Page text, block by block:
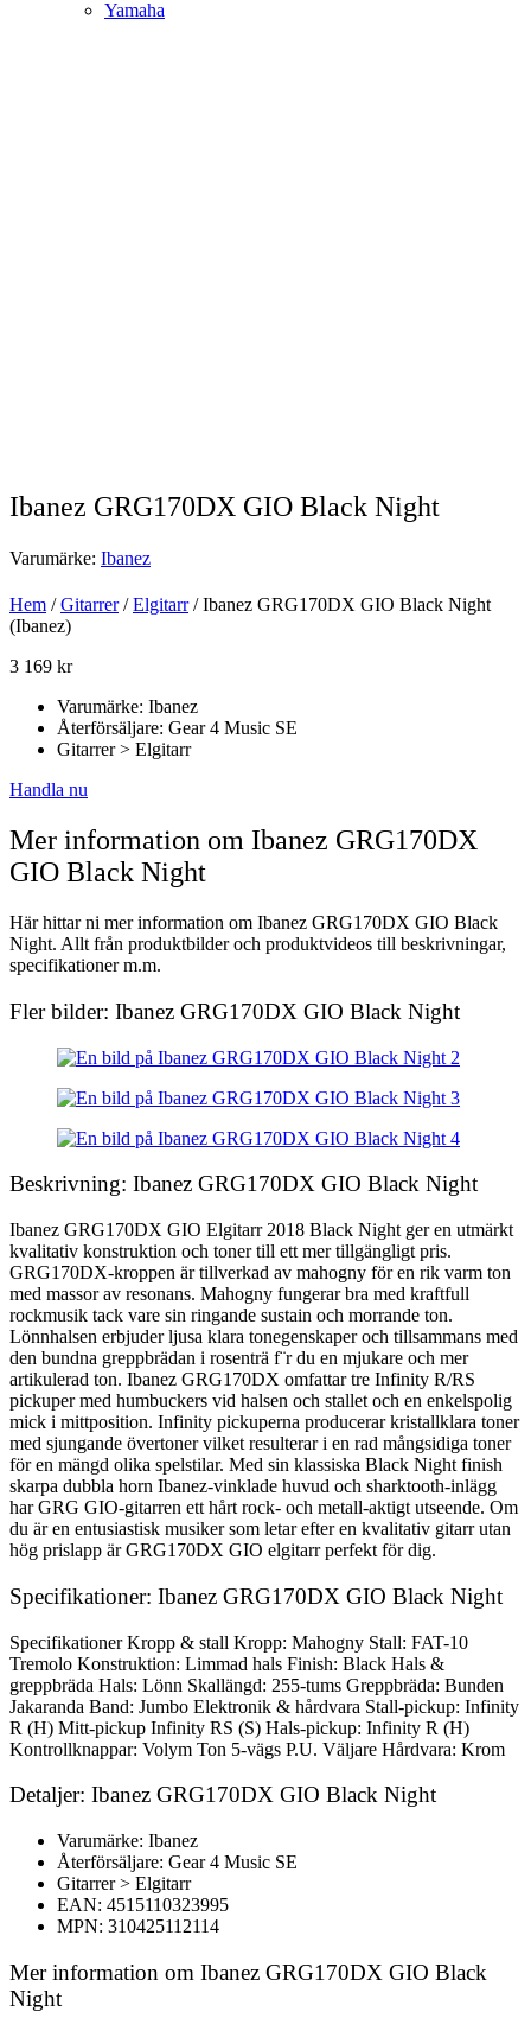
Yamaha
Ibanez GRG170DX GIO Black Night
Varumärke: Ibanez
Hem /Gitarrer/Elgitarr/ Ibanez GRG170DX GIO Black Night
(Ibanez)
3 169 kr
Varumärke: Ibanez
Återförsäljare: Gear 4 Music SE
Gitarrer > Elgitarr
Handla nu
Mer information om Ibanez GRG170DX
GIO Black Night
Här hittar ni mer information om Ibanez GRG170DX GIO Black
Night. Allt från produktbilder och produktvideos till beskrivningar,
specifikationer m.m.
Fler bilder: Ibanez GRG170DX GIO Black Night
Beskrivning: Ibanez GRG170DX GIO Black Night
Ibanez GRG170DX GIO Elgitarr 2018 Black Night ger en utmärkt
kvalitativ konstruktion och toner till ett mer tillgängligt pris.
GRG170DX-kroppen är tillverkad av mahogny för en rik varm ton
med massor av resonans. Mahogny fungerar bra med kraftfull
rockmusik tack vare sin ringande sustain och morrande ton.
Lönnhalsen erbjuder ljusa klara tonegenskaper och tillsammans med
den bundna greppbrädan i rosenträ f¨r du en mjukare och mer
artikulerad ton. Ibanez GRG170DX omfattar tre Infinity R/RS
pickuper med humbuckers vid halsen och stallet och en enkelspolig
mick i mittposition. Infinity pickuperna producerar kristallklara toner
med sjungande övertoner vilket resulterar i en rad mångsidiga toner
för en mängd olika spelstilar. Med sin klassiska Black Night finish
skarpa dubbla horn Ibanez-vinklade huvud och sharktooth-inlägg
har GRG GIO-gitarren ett hårt rock- och metall-aktigt utseende. Om
du är en entusiastisk musiker som letar efter en kvalitativ gitarr utan
hög prislapp är GRG170DX GIO elgitarr perfekt för dig.
Specifikationer: Ibanez GRG170DX GIO Black Night
Specifikationer Kropp & stall Kropp: Mahogny Stall: FAT-10
Tremolo Konstruktion: Limmad hals Finish: Black Hals &
greppbräda Hals: Lönn Skallängd: 255-tums Greppbräda: Bunden
Jakaranda Band: Jumbo Elektronik & hårdvara Stall-pickup: Infinity
R (H) Mitt-pickup Infinity RS (S) Hals-pickup: Infinity R (H)
Kontrollknappar: Volym Ton 5-vägs P.U. Väljare Hårdvara: Krom
Detaljer: Ibanez GRG170DX GIO Black Night
Varumärke: Ibanez
Återförsäljare: Gear 4 Music SE
Gitarrer > Elgitarr
EAN: 4515110323995
MPN: 310425112114
Mer information om Ibanez GRG170DX GIO Black
Night